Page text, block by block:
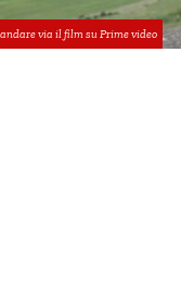
via il film su Prime video